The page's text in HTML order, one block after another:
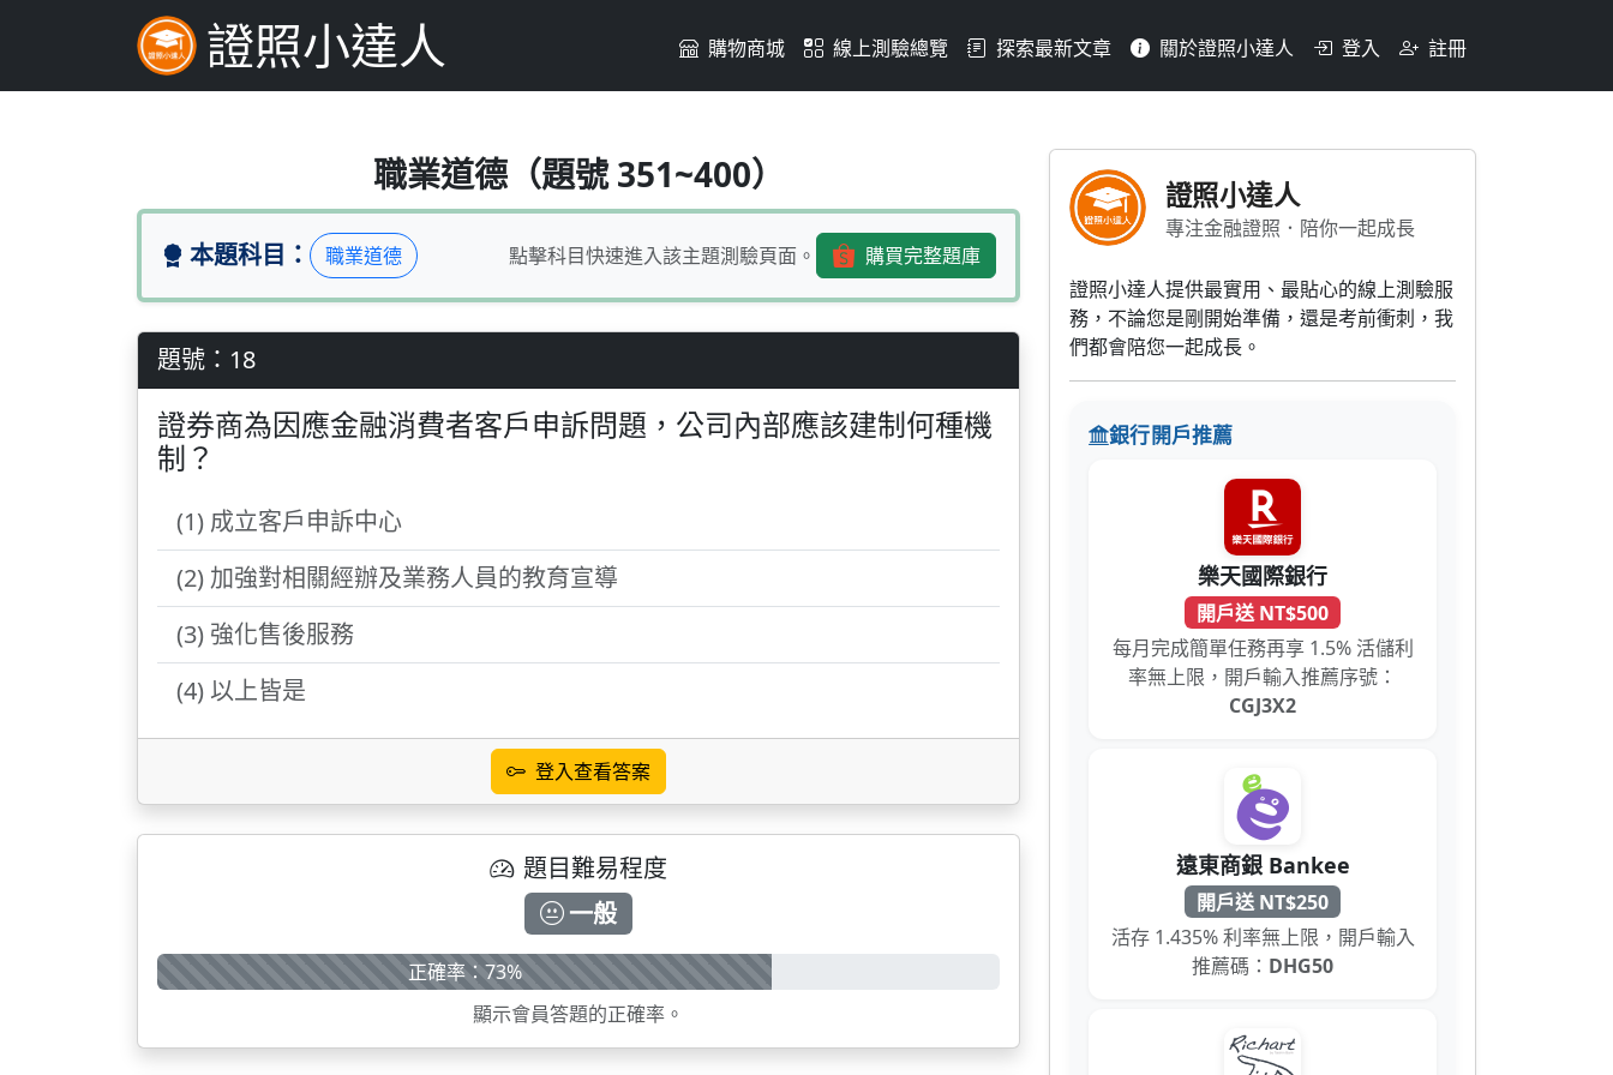
證照小達人 購物商城 線上測驗總覽 探索最新文章 關於證照小達人 登入 註冊
證券商為因應金融消費者客戶申訴問題，公司內部應該建制何種機
職業道德（題號 351~400）
本題科目： 職業道德 點擊科目快速進入該主題測驗頁面。 購買完整題庫
題號：18
證券商為因應金融消費者客戶申訴問題，公司內部應該建制何種機
制？
(1) 成立客戶申訴中心
(2) 加強對相關經辦及業務人員的教育宣導
(3) 強化售後服務
(4) 以上皆是
登入查看答案
題目難易程度
一般
正確率：73%
顯示會員答題的正確率。
證照小達人
專注金融證照．陪你一起成長
證照小達人提供最實用、最貼心的線上測驗服
務，不論您是剛開始準備，還是考前衝刺，我
們都會陪您一起成長。
銀行開戶推薦
樂天國際銀行
開戶送 NT$500
每月完成簡單任務再享 1.5% 活儲利
率無上限，開戶輸入推薦序號：
CGJ3X2
遠東商銀 Bankee
開戶送 NT$250
活存 1.435% 利率無上限，開戶輸入
推薦碼： DHG50